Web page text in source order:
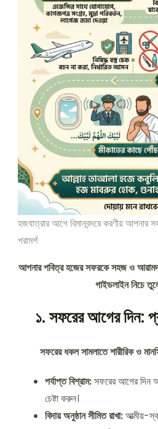
হজযাত্রার আগে বিমানবন্দরে করণীয়
পরামর্শ
আপনার পবিত্র হজের সফরকে সহজ ও
গাইডলাইন নিচে
১. সফরের আগের দিন:
সফরের ধকল সামলাতে শারীরিক ও
পর্যাপ্ত বিশ্রাম:সফরের আগের দিন
চেষ্টা করুন।
বিদায় অনুষ্ঠান সীমিত রাখা:আত্মীয়-